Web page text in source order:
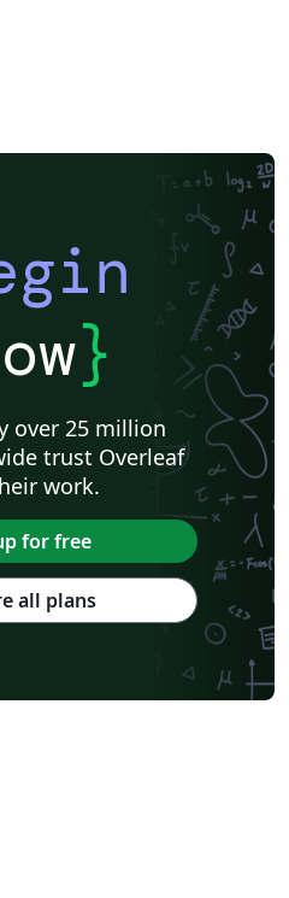
}
over 25 million
trust Overleaf
work.
for free
all plans